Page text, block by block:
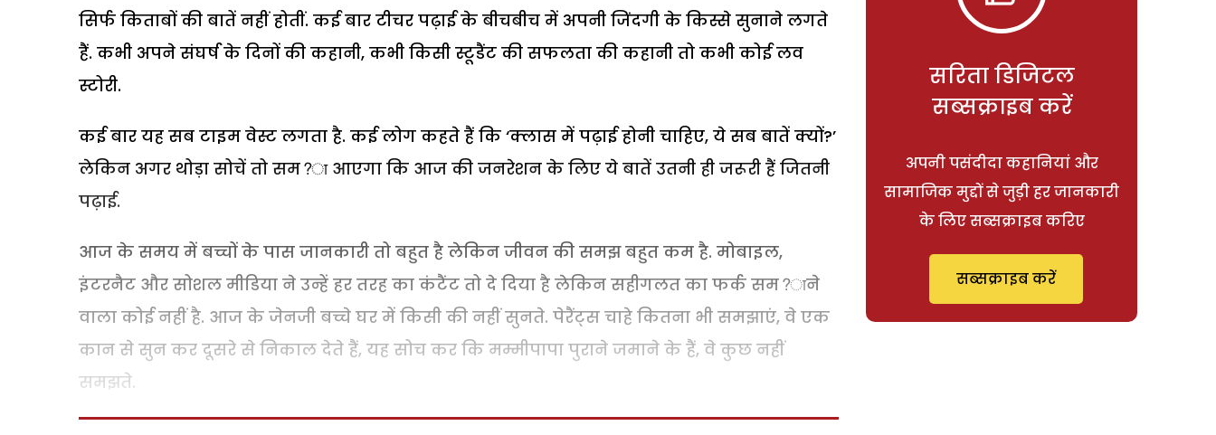
सिर्फ किताबों की बातें नहीं होतीं. कई बार टीचर पढ़ाई के बीचबीच में अपनी जिंदगी के किस्से सुनाने लगते
हैं. कभी अपने संघर्ष के दिनों की कहानी, कभी किसी स्टूडैंट की सफलता की कहानी तो कभी कोई लव
स्टोरी.
कई बार यह सब टाइम वेस्ट लगता है. कई लोग कहते हैं कि ‘क्लास में पढ़ाई होनी चाहिए, ये सब बातें क्यों?’
लेकिन अगर थोड़ा सोचें तो सम?ा आएगा कि आज की जनरेशन के लिए ये बातें उतनी ही जरूरी हैं जितनी
पढ़ाई.
आज के समय में बच्चों के पास जानकारी तो बहुत है लेकिन जीवन की समझ बहुत कम है. मोबाइल,
इंटरनैट और सोशल मीडिया ने उन्हें हर तरह का कंटैंट तो दे दिया है लेकिन सहीगलत का फर्क सम?ाने
वाला कोई नहीं है. आज के जेनजी बच्चे घर में किसी की नहीं सुनते. पेरैंट्स चाहे कितना भी समझाएं, वे एक
कान से सुन कर दूसरे से निकाल देते हैं, यह सोच कर कि मम्मीपापा पुराने जमाने के हैं, वे कुछ नहीं
समझते.
सरिता डिजिटल
सब्सक्राइब करें
अपनी पसंदीदा कहानियां और
सामाजिक मुद्दों से जुड़ी हर जानकारी
के लिए सब्सक्राइब करिए
सब्सक्राइब करें